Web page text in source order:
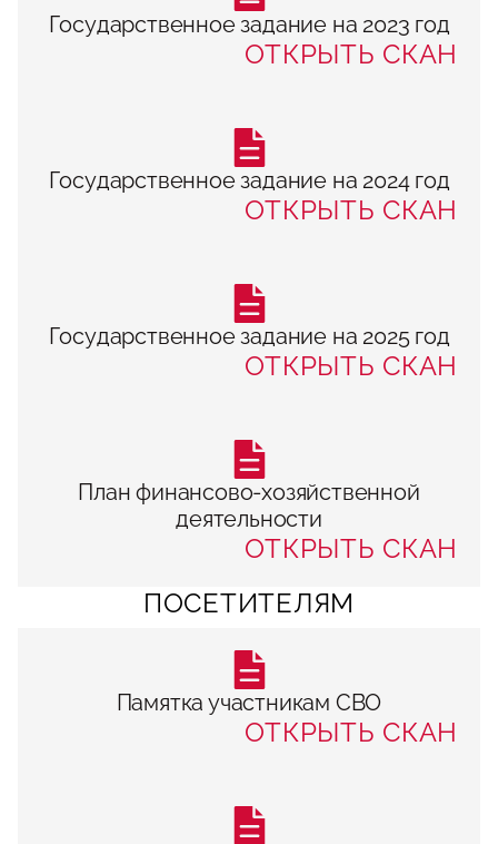
Государственное задание на 2023 год
ОТКРЫТЬ СКАН
Государственное задание на 2024 год
ОТКРЫТЬ СКАН
Государственное задание на 2025 год
ОТКРЫТЬ СКАН
План финансово-хозяйственной
деятельности
ОТКРЫТЬ СКАН
ПОСЕТИТЕЛЯМ
Памятка участникам СВО
ОТКРЫТЬ СКАН